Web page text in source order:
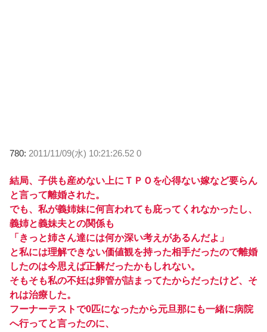
780: 2011/11/09(水) 10:21:26.52 0
結局、子供も産めない上にＴＰＯを心得ない嫁など要らん
と言って離婚された。
でも、私が義姉妹に何言われても庇ってくれなかったし、
義姉と義妹夫との関係も
「きっと姉さん達には何か深い考えがあるんだよ」
と私には理解できない価値観を持った相手だったので離婚
したのは今思えば正解だったかもしれない。
そもそも私の不妊は卵管が詰まってたからだったけど、そ
れは治療した。
フーナーテストで0匹になったから元旦那にも一緒に病院
へ行ってと言ったのに、